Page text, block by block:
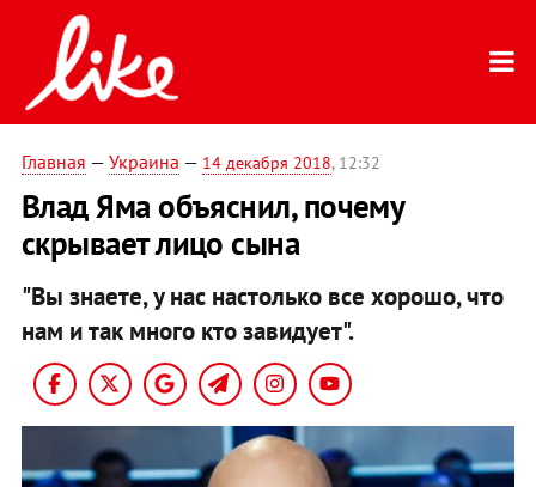
Главная — Украина — 14 декабря 2018, 12:32
Влад Яма объяснил, почему
скрывает лицо сына
"Вы знаете, у нас настолько все хорошо, что
нам и так много кто завидует".